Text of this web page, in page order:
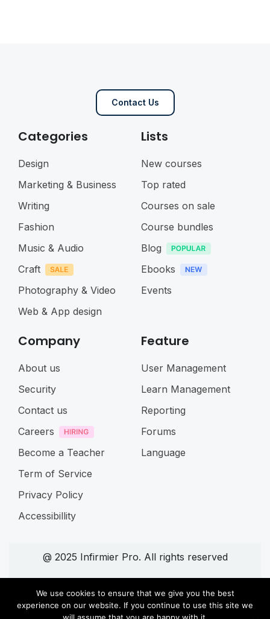
Contact Us
Categories
Design
Marketing & Business
Writing
Fashion
Music & Audio
Craft
Photography & Video
Web & App design
Lists
New courses
Top rated
Courses on sale
Course bundles
Blog
Ebooks
Events
Company
About us
Security
Contact us
Careers
Become a Teacher
Term of Service
Privacy Policy
Accessibillity
Feature
User Management
Learn Management
Reporting
Forums
Language
@ 2025 Infirmier Pro. All rights reserved
Connect with us
We use cookies to ensure that we give you the best
experience on our website. If you continue to use this site we